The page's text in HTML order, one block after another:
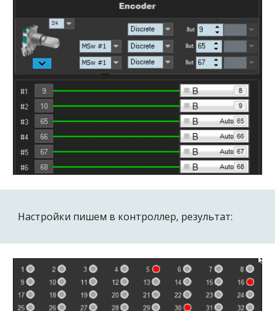
Настройки пишем в контроллер, результат: